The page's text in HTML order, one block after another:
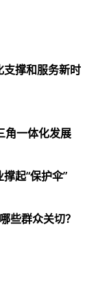
撑和服务新时
角一体化发展
起“保护伞”
些群众关切？